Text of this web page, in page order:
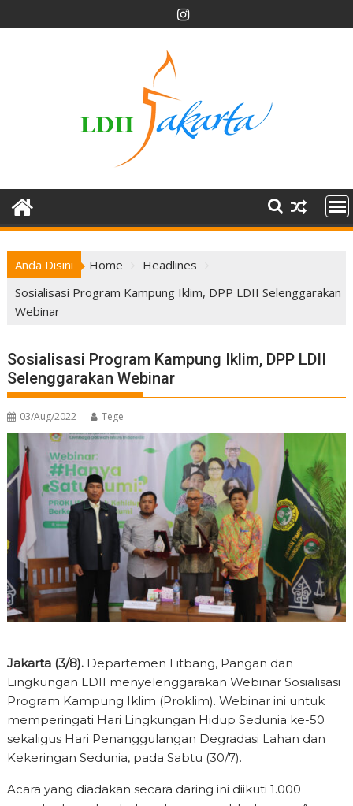
to
Anda Disini Home
Headlines
Sosialisasi Program Kampung Iklim, DPP LDII Selenggarakan
Webinar
Sosialisasi Program Kampung Iklim, DPP LDII
Selenggarakan Webinar
03/Aug/2022 Tege
Jakarta (3/8). Departemen Litbang, Pangan dan
Lingkungan LDII menyelenggarakan Webinar Sosialisasi
Program Kampung Iklim (Proklim). Webinar ini untuk
memperingati Hari Lingkungan Hidup Sedunia ke-50
sekaligus Hari Penanggulangan Degradasi Lahan dan
Kekeringan Sedunia, pada Sabtu (30/7).
Acara yang diadakan secara daring ini diikuti 1.000